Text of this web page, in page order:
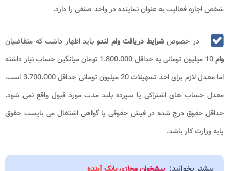
شخص اجازه فعالیت به عنوان نماینده در واحد صنفی را دارد.
در خصوصشرایط دریافت وام لندو باید اظهار داشت که متقاضیان
وام
10 میلیون تومانی به حداقل 1.800.000 تومان میانگین حساب نیاز داشته
اما معدل لازم برای اخذ تسهیلات 20 میلیون تومانی حداقل 3.700.000 است.
معدل حساب های اشتراکی یا سپرده بلند مدت مورد قبول واقع نمی شود.
حداقل حقوق درج شده در فیش حقوقی یا گواهی اشتغال می بایست حقوق
پایه وزارت کار باشد.
پیشخوان مجازی بانک آینده